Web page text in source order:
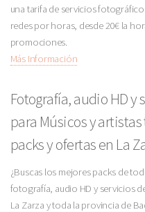
una tarifa de servicios
redes por horas, desde 20€ la
promociones.
Más Información
Fotografía, audio HD y
para Músicos y
packs y ofertas en La
¿Buscas los mejores packs de
fotografía, audio HD y servicios
La Zarza y toda la provincia de